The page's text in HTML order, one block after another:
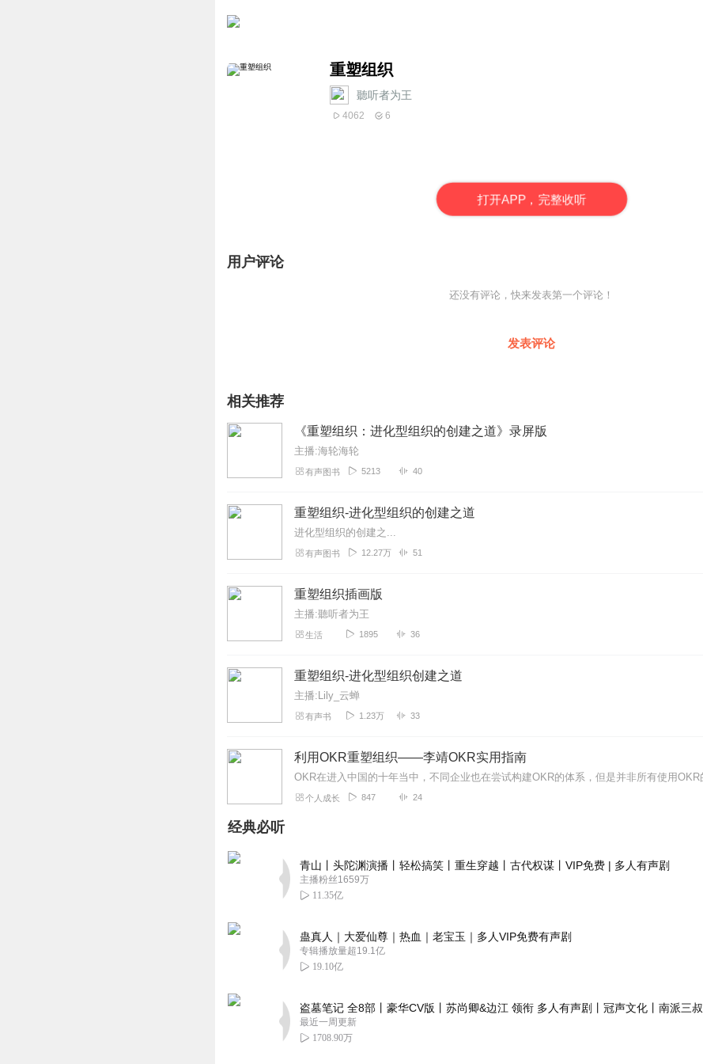
重塑组织
聽听者为王
4062 6
打开APP，完整收听
用户评论
还没有评论，快来发表第一个评论！
发表评论
相关推荐
《重塑组织：进化型组织的创建之道》录屏版
主播:海轮海轮
有声图书 5213 40
重塑组织-进化型组织的创建之道
进化型组织的创建之...
有声图书 12.27万 51
重塑组织插画版
主播:聽听者为王
生活 1895 36
重塑组织-进化型组织创建之道
主播:Lily_云蝉
有声书 1.23万 33
利用OKR重塑组织——李靖OKR实用指南
个人成长 847 24
经典必听
青山丨头陀渊演播丨轻松搞笑丨重生穿越丨古代权谋丨VIP免费 | 多人有声剧
主播粉丝1659万
11.35亿
蛊真人｜大爱仙尊｜热血｜老宝玉｜多人VIP免费有声剧
专辑播放量超19.1亿
19.10亿
盗墓笔记 全8部丨豪华CV版丨苏尚卿&边江 领衔 多人有声剧丨冠声文化丨南派三叔
最近一周更新
1708.90万